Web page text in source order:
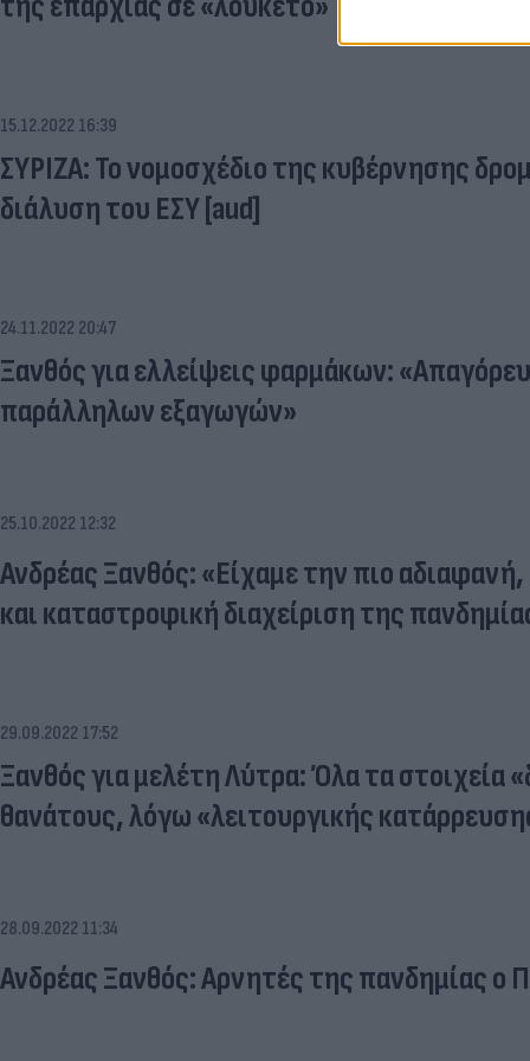
15.12.2022 16:39
ΣΥΡΙΖΑ: Το νομοσχέδιο της κυβέρνησης
διάλυση του ΕΣΥ [aud]
24.11.2022 20:47
Ξανθός για ελλείψεις φαρμάκων:
παράλληλων εξαγωγών»
25.10.2022 12:32
Ανδρέας Ξανθός: «Είχαμε την πιο
και καταστροφική διαχείριση της
29.09.2022 17:52
Ξανθός για μελέτη Λύτρα: Όλα τα στοιχεία
θανάτους, λόγω «λειτουργικής
28.09.2022 11:34
Ανδρέας Ξανθός: Αρνητές της πανδημίας ο